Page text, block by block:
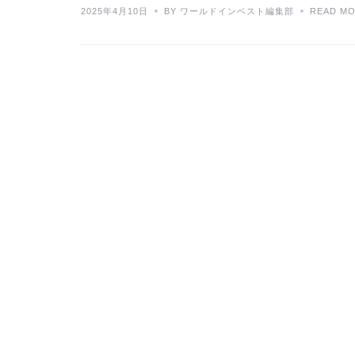
2025年4月10日 BY ワールドインベスト編集部 READ